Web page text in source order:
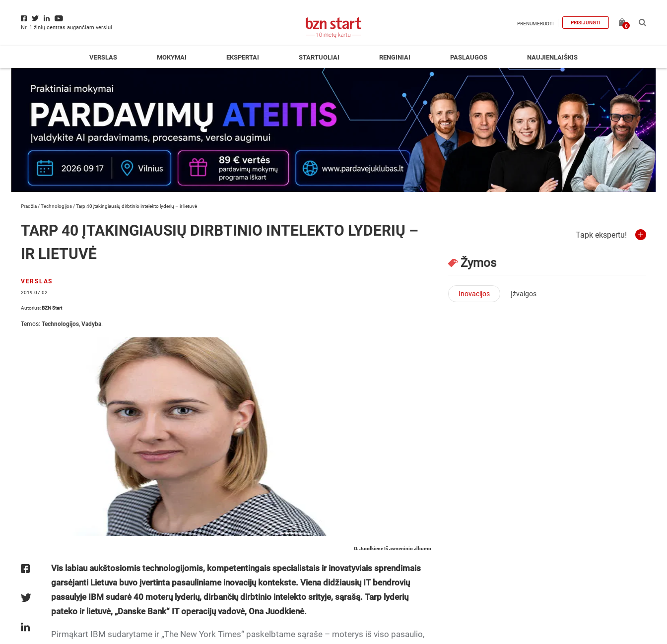
Nr. 1 žinių centras augančiam verslui
PRENUMERUOTI PRISIJUNGTI
0
VERSLAS MOKYMAI EKSPERTAI STARTUOLIAI RENGINIAI PASLAUGOS NAUJIENLAIŠKIS
Pradžia /Technologijos /Tarp 40 įtakingiausių dirbtinio intelekto lyderių – ir lietuvė
TARP 40 ĮTAKINGIAUSIŲ DIRBTINIO INTELEKTO LYDERIŲ –
IR LIETUVĖ
VERSLAS
2019.07.02
Autorius: BZN Start
Temos: Technologijos, Vadyba.
O. Juodkienė Iš asmeninio albumo
Vis labiau aukštosiomis technologijomis, kompetentingais specialistais ir inovatyviais sprendimais
garsėjanti Lietuva buvo įvertinta pasauliniame inovacijų kontekste. Viena didžiausių IT bendrovių
pasaulyje IBM sudarė 40 moterų lyderių, dirbančių dirbtinio intelekto srityje, sąrašą. Tarp lyderių
pateko ir lietuvė, „Danske Bank“ IT operacijų vadovė, Ona Juodkienė.
Pirmąkart IBM sudarytame ir „The New York Times“ paskelbtame sąraše – moterys iš viso pasaulio,
Tapk ekspertu!
Žymos
Inovacijos Įžvalgos